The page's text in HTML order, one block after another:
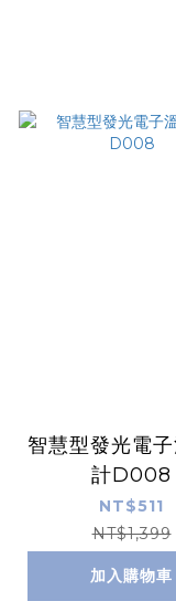
智慧型發光電
計D008
NT$511
NT$1,399
加入購物車